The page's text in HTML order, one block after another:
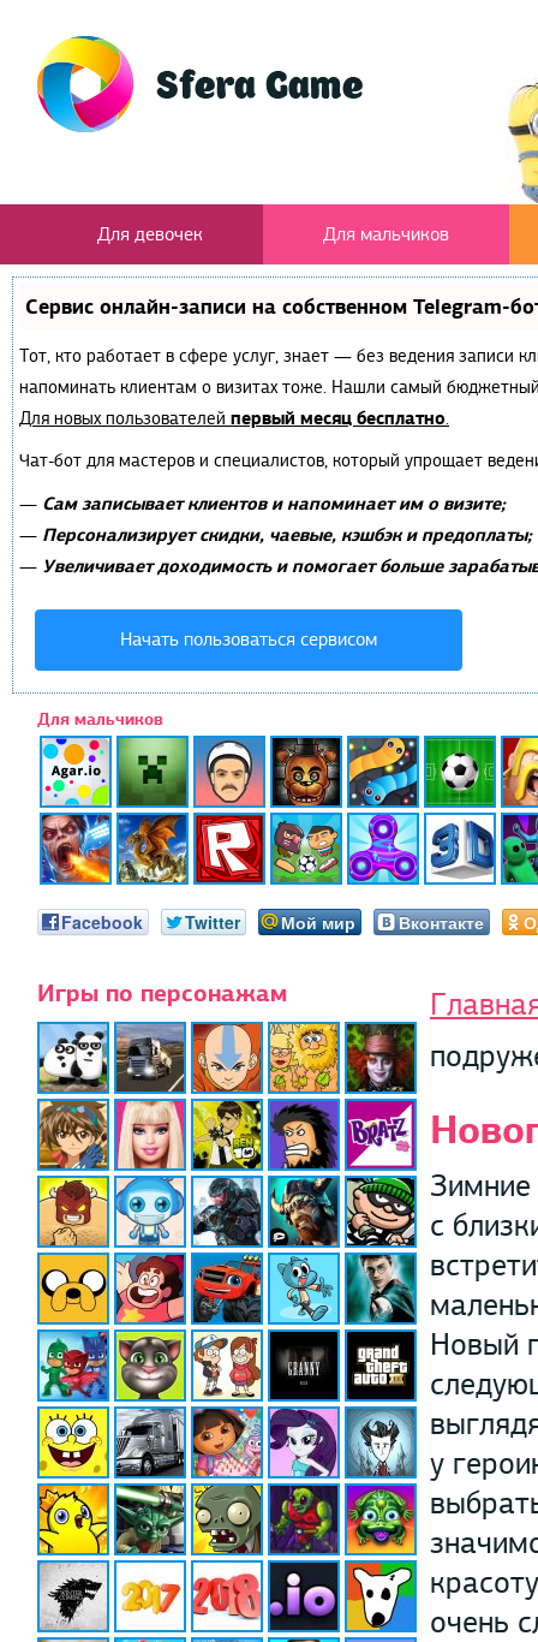
Для девочек Для мальчиков
Сервис онлайн-записи на собственном Telegram-
Тот, кто работает в сфере услуг, знает — без ведения записи
напоминать клиентам о визитах тоже. Нашли самый
Для новых пользователей первый месяц бесплатно.
Чат-бот для мастеров и специалистов, который упрощает
— Сам записывает клиентов и напоминает им о визите;
— Персонализирует скидки, чаевые, кэшбэк и предоплаты;
— Увеличивает доходимость и помогает больше
Начать пользоваться сервисом
Для мальчиков
Facebook Twitter Мой мир Вконтакте
Игры по персонажам
Зимние
с
Новый
у
очень